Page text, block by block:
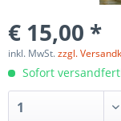
€ 15,00 *
inkl. MwSt.zzgl.
Sofort